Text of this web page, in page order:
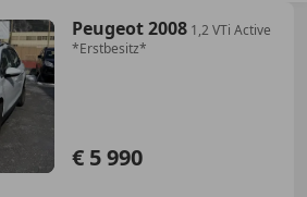
Peugeot 2008 1,2 VTi Active
*Erstbesitz*
€ 5 990